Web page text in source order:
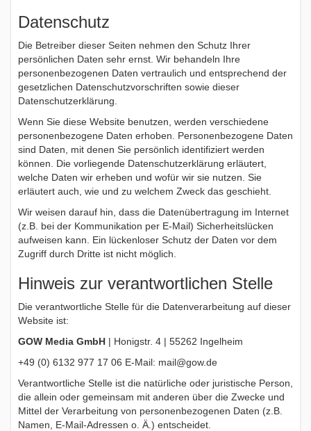
Datenschutz
Die Betreiber dieser Seiten nehmen den Schutz Ihrer
persönlichen Daten sehr ernst. Wir behandeln Ihre
personenbezogenen Daten vertraulich und entsprechend der
gesetzlichen Datenschutzvorschriften sowie dieser
Datenschutzerklärung.
Wenn Sie diese Website benutzen, werden verschiedene
personenbezogene Daten erhoben. Personenbezogene Daten
sind Daten, mit denen Sie persönlich identifiziert werden
können. Die vorliegende Datenschutzerklärung erläutert,
welche Daten wir erheben und wofür wir sie nutzen. Sie
erläutert auch, wie und zu welchem Zweck das geschieht.
Wir weisen darauf hin, dass die Datenübertragung im Internet
(z.B. bei der Kommunikation per E-Mail) Sicherheitslücken
aufweisen kann. Ein lückenloser Schutz der Daten vor dem
Zugriff durch Dritte ist nicht möglich.
Hinweis zur verantwortlichen Stelle
Die verantwortliche Stelle für die Datenverarbeitung auf dieser
Website ist:
GOW Media GmbH | Honigstr. 4 | 55262 Ingelheim
+49 (0) 6132 977 17 06 E-Mail: mail@gow.de
Verantwortliche Stelle ist die natürliche oder juristische Person,
die allein oder gemeinsam mit anderen über die Zwecke und
Mittel der Verarbeitung von personenbezogenen Daten (z.B.
Namen, E-Mail-Adressen o. Ä.) entscheidet.